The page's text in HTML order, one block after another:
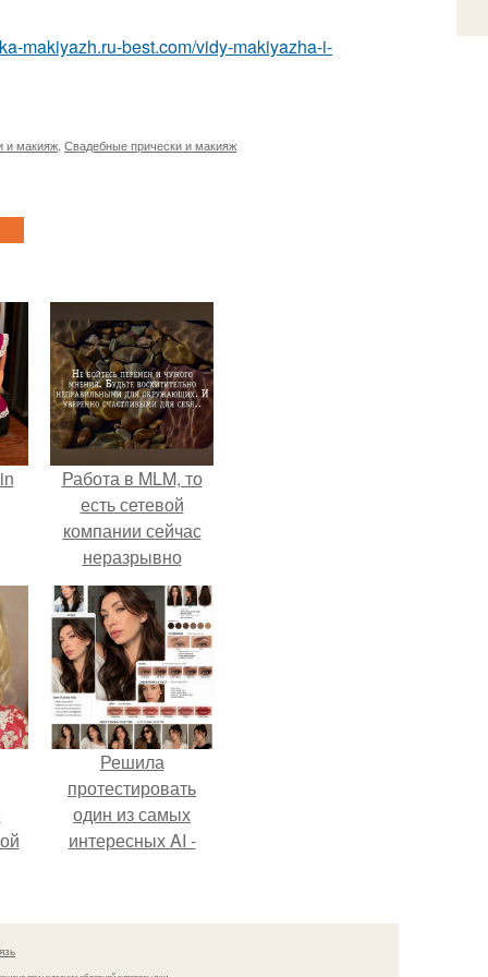
makiyazh.ru-best.com/vidy-makiyazha-i-
и макияж Свадебные прически и макияж
Работа в MLM, то
есть сетевой
компании сейчас
неразрывно
связана с создание
своего контента,
своей страницы в
соц сетях.
Решила
протестировать
один из самых
интересных AI -